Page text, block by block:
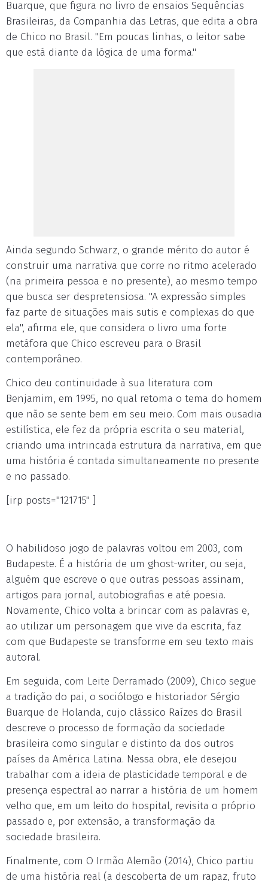
Buarque, que figura no livro de ensaios Sequências
Brasileiras, da Companhia das Letras, que edita a obra
de Chico no Brasil. "Em poucas linhas, o leitor sabe
que está diante da lógica de uma forma."
Ainda segundo Schwarz, o grande mérito do autor é
construir uma narrativa que corre no ritmo acelerado
(na primeira pessoa e no presente), ao mesmo tempo
que busca ser despretensiosa. "A expressão simples
faz parte de situações mais sutis e complexas do que
ela", afirma ele, que considera o livro uma forte
metáfora que Chico escreveu para o Brasil
contemporâneo.
Chico deu continuidade à sua literatura com
Benjamim, em 1995, no qual retoma o tema do homem
que não se sente bem em seu meio. Com mais ousadia
estilística, ele fez da própria escrita o seu material,
criando uma intrincada estrutura da narrativa, em que
uma história é contada simultaneamente no presente
e no passado.
[irp posts="121715" ]
O habilidoso jogo de palavras voltou em 2003, com
Budapeste. É a história de um ghost-writer, ou seja,
alguém que escreve o que outras pessoas assinam,
artigos para jornal, autobiografias e até poesia.
Novamente, Chico volta a brincar com as palavras e,
ao utilizar um personagem que vive da escrita, faz
com que Budapeste se transforme em seu texto mais
autoral.
Em seguida, com Leite Derramado (2009), Chico segue
a tradição do pai, o sociólogo e historiador Sérgio
Buarque de Holanda, cujo clássico Raízes do Brasil
descreve o processo de formação da sociedade
brasileira como singular e distinto da dos outros
países da América Latina. Nessa obra, ele desejou
trabalhar com a ideia de plasticidade temporal e de
presença espectral ao narrar a história de um homem
velho que, em um leito do hospital, revisita o próprio
passado e, por extensão, a transformação da
sociedade brasileira.
Finalmente, com O Irmão Alemão (2014), Chico partiu
de uma história real (a descoberta de um rapaz, fruto